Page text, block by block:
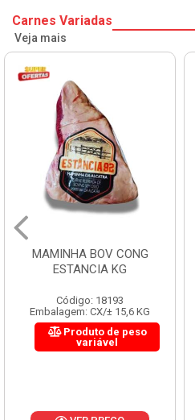
Carnes Variadas
Veja mais
MAMINHA BOV CONG
ESTANCIA KG
Código: 18193
Embalagem: CX/± 15,6 KG
Produto de peso
variável